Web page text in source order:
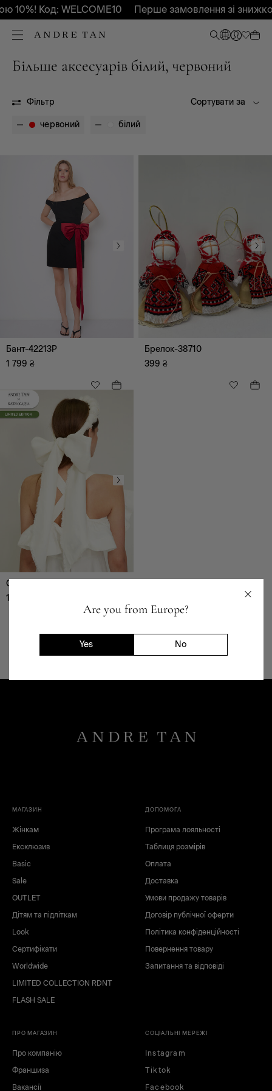
Are you from Europe?
Yes No
Код: WELCOME10 Перше замовлення зі
Більше аксесуарів білий, червоний
Фільтр
Всі
Весна - Літо 2025
Без сезону
Аксесуари
Ремені, Підтяжки
Хустки, шарфи
Більше аксесуарів
Сумки
комплекти
Рукавички, мітенки
чорний
червоний
сірий
Сортувати за
червоний білий
Бант-42213P
1 799 ₴
Брелок-38710
399 ₴
Обруч-32312
1 199
МАГАЗИН
Жінкам
Ексклюзив
Basic
Sale
OUTLET
Дітям та підліткам
Look
Сертифікати
Worldwide
LIMITED COLLECTION RDNT
FLASH SALE
ДОПОМОГА
Програма лояльності
Таблиця розмірів
Оплата
Доставка
Умови продажу товарів
Договір публічної оферти
Політика конфіденційності
Повернення товару
Запитання та відповіді
ПРО МАГАЗИН
Про компанію
Франшиза
Вакансії
СОЦІАЛЬНІ МЕРЕЖІ
Instagram
Tiktok
Facebook